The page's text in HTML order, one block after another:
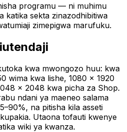
programu — ni muhimu
katika sekta zinazodhibitiwa
zimepigwa marufuku.
kwa mwongozo huu: kwa
wima kwa lishe, 1080 × 1920
× 2048 kwa picha za Shop.
ndani ya maeneo salama
na pitisha kila asseti
Utaona tofauti kwenye
wiki ya kwanza.